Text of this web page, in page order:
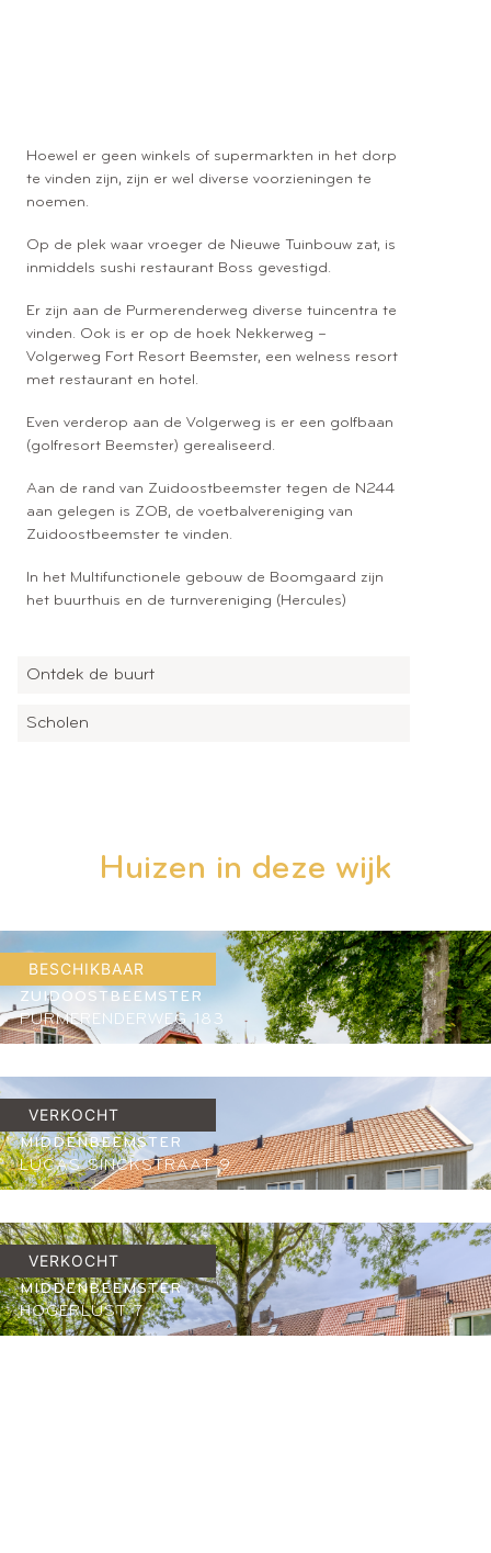
Ontdek de buurt
Scholen
Hoewel er geen winkels of supermarkten in het dorp
te vinden zijn, zijn er wel diverse voorzieningen te
noemen.
Op de plek waar vroeger de Nieuwe Tuinbouw zat, is
inmiddels sushi restaurant Boss gevestigd.
Er zijn aan de Purmerenderweg diverse tuincentra te
vinden. Ook is er op de hoek Nekkerweg –
Volgerweg Fort Resort Beemster, een welness resort
met restaurant en hotel.
Even verderop aan de Volgerweg is er een golfbaan
(golfresort Beemster) gerealiseerd.
Aan de rand van Zuidoostbeemster tegen de N244
aan gelegen is ZOB, de voetbalvereniging van
Zuidoostbeemster te vinden.
In het Multifunctionele gebouw de Boomgaard zijn
het buurthuis en de turnvereniging (Hercules)
Huizen in deze wijk
BESCHIKBAAR
ZUIDOOSTBEEMSTER
PURMERENDERWEG 183
535.000,
99 M 2
3
E
VERKOCHT
MIDDENBEEMSTER
LUCAS SINCKSTRAAT 9
575.000,
124 M2
4
A+
VERKOCHT
MIDDENBEEMSTER
HOGERLUST 7
87 M 2
3
B